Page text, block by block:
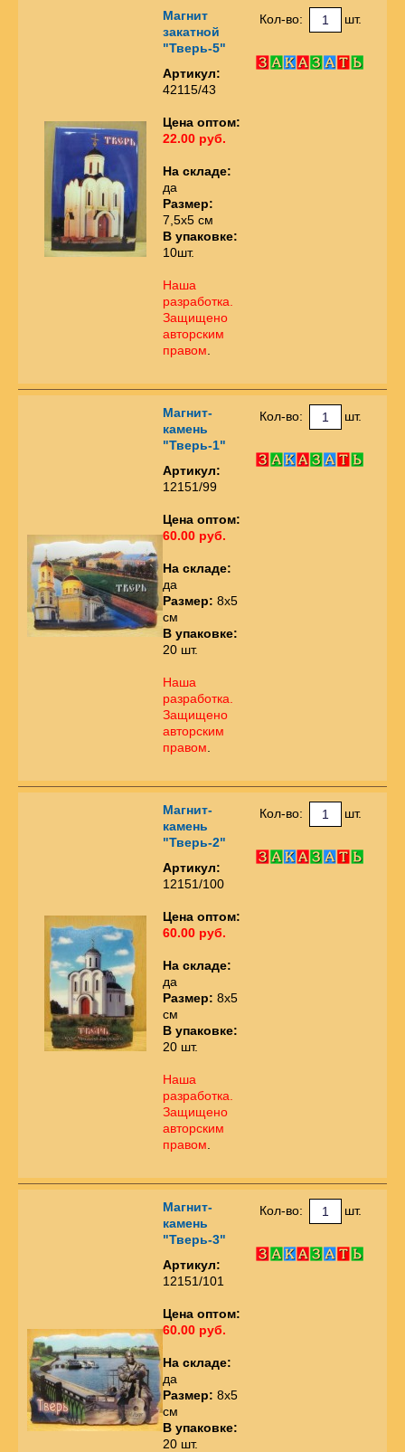
Магнит
закатной
"Тверь-5"
Артикул:
42115/43
Цена оптом:
22.00 руб.
На складе:
да
Размер:
7,5х5 см
В упаковке:
10шт.
Наша
разработка.
Защищено
авторским
правом
Кол-во: шт.
Магнит-
камень
"Тверь-1"
Артикул:
12151/99
Цена оптом:
60.00 руб.
На складе:
да
Размер: 8х5
см
В упаковке:
20 шт.
Наша
разработка.
Защищено
авторским
правом
Кол-во: шт.
Магнит-
камень
"Тверь-2"
Артикул:
12151/100
Цена оптом:
60.00 руб.
На складе:
да
Размер: 8х5
см
В упаковке:
20 шт.
Наша
разработка.
Защищено
авторским
правом
Кол-во: шт.
Магнит-
камень
"Тверь-3"
Артикул:
12151/101
Цена оптом:
60.00 руб.
На складе:
да
Размер: 8х5
см
В упаковке:
20 шт.
Кол-во: шт.